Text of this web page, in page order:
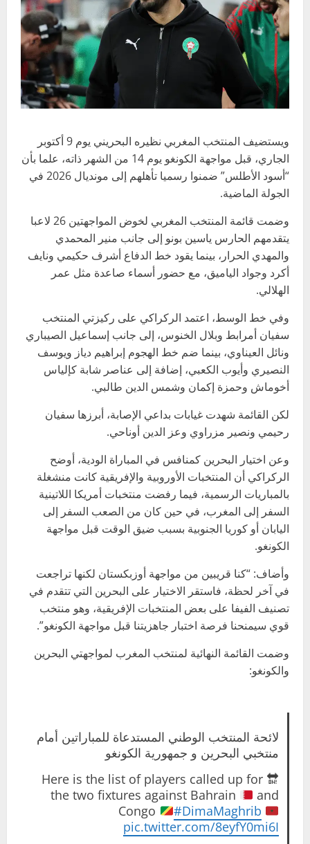
ويستضيف المنتخب المغربي نظيره البحريني يوم 9 أكتوبر
الجاري، قبل مواجهة الكونغو يوم 14 من الشهر ذاته، علما بأن
“أسود الأطلس” ضمنوا رسميا تأهلهم إلى مونديال 2026 في
الجولة الماضية.
وضمت قائمة المنتخب المغربي لخوض المواجهتين 26 لاعبا
يتقدمهم الحارس ياسين بونو إلى جانب منير المحمدي
والمهدي الحرار، بينما يقود خط الدفاع أشرف حكيمي ونايف
أكرد وجواد الياميق، مع حضور أسماء صاعدة مثل عمر
الهلالي.
وفي خط الوسط، اعتمد الركراكي على ركيزتي المنتخب
سفيان أمرابط وبلال الخنوس، إلى جانب إسماعيل الصيباري
ونائل العيناوي، بينما ضم خط الهجوم إبراهيم دياز ويوسف
النصيري وأيوب الكعبي، إضافة إلى عناصر شابة كإلياس
أخوماش وحمزة إكمان وشمس الدين طالبي.
لكن القائمة شهدت غيابات بداعي الإصابة، أبرزها سفيان
رحيمي ونصير مزراوي وعز الدين أوناحي.
وعن اختيار البحرين كمنافس في المباراة الودية، أوضح
الركراكي أن المنتخبات الأوروبية والإفريقية كانت منشغلة
بالمباريات الرسمية، فيما رفضت منتخبات أمريكا اللاتينية
السفر إلى المغرب، في حين كان من الصعب السفر إلى
اليابان أو كوريا الجنوبية بسبب ضيق الوقت قبل مواجهة
الكونغو.
وأضاف: “كنا قريبين من مواجهة أوزبكستان لكنها تراجعت
في آخر لحظة، فاستقر الاختيار على البحرين التي تتقدم في
تصنيف الفيفا على بعض المنتخبات الإفريقية، وهو منتخب
قوي سيمنحنا فرصة اختبار جاهزيتنا قبل مواجهة الكونغو”.
وضمت القائمة النهائية لمنتخب المغرب لمواجهتي البحرين
والكونغو:
لائحة المنتخب الوطني المستدعاة للمباراتين أمام
منتخبي البحرين و جمهورية الكونغو
🔛
Here is the list of players called up for
the two fixtures against Bahrain
and
Congo
#DimaMaghrib
pic.twitter.com/8eyfY0mi6I